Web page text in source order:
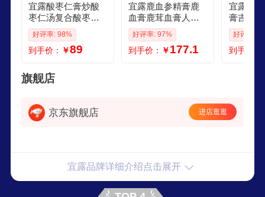
宜露酸枣仁膏炒酸
枣仁汤复合酸枣仁
粉百合茯苓膏睡前
睡眠差养生滋补膏
好评率: 98%
到手价： ￥89
宜露鹿血参精膏鹿
血膏鹿茸血膏人参
吉林梅花鹿茸血人
参黄精男性滋补膏
好评率: 97%
到手价： ￥177.1
宜露鹿
膏吉林
含量认
膏人参
好评率:
到手价：
旗舰店
京东旗舰店 进店逛逛
宜露品牌详细介绍点击展开